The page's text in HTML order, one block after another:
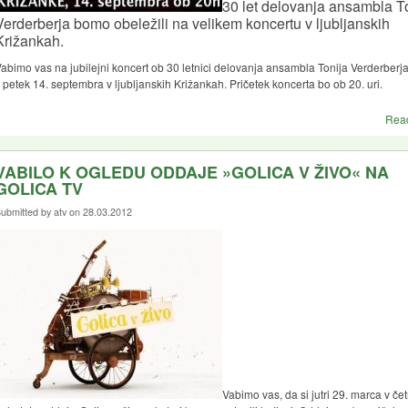
30 let delovanja ansambla
bomo obeležili na velikem koncertu v ljubljanskih
vas na jubilejni koncert ob 30 letnici delovanja ansambla Tonija
petek 14. septembra v ljubljanskih Križankah. Pričetek koncerta bo ob 20. uri.
K OGLEDU ODDAJE »GOLICA V ŽIVO« NA
TV
by atv on 28.03.2012
Vabimo vas, da si jutri 29. marca v